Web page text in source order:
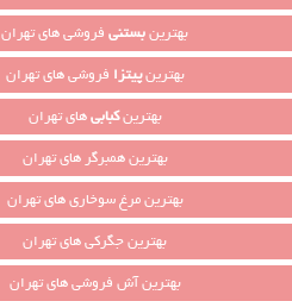
بهترینبستنیفروشی های تهران
بهترینپیتزا فروشی های تهران
بهترینکبابیهای تهران
بهترین همبرگر های تهران
بهترین مرغ سوخاری های تهران
بهترین جگرکی های تهران
بهترین آش فروشی های تهران